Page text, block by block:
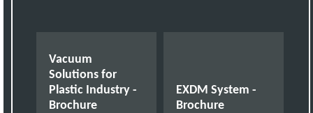
Vacuum
Solutions for
Plastic Industry -
Brochure
EXDM System -
Brochure